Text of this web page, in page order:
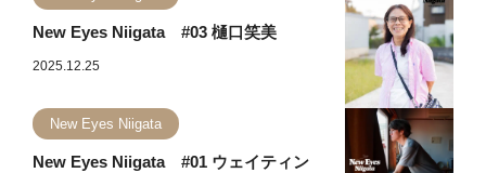
New Eyes Niigata #03 樋口笑美
2025.12.25
New Eyes Niigata
New Eyes Niigata #01 ウェイティン